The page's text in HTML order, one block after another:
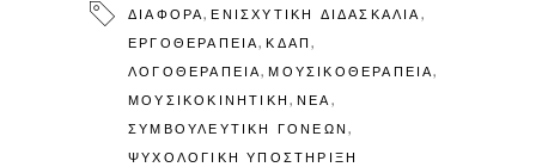
ΔΙΑΦΟΡΑ,ΕΝΙΣΧΥΤΙΚΉ ΔΙΔΑΣΚΑΛΊΑ ,
ΕΡΓΟΘΕΡΑΠΕΊΑ,ΚΔΑΠ,
ΛΟΓΟΘΕΡΑΠΕΊΑ,ΜΟΥΣΙΚΟΘΕΡΑΠΕΊΑ,
ΜΟΥΣΙΚΟΚΙΝΗΤΙΚΉ , ΝΕΑ ,
ΣΥΜΒΟΥΛΕΥΤΙΚΉ ΓΟΝΈΩΝ ,
ΨΥΧΟΛΟΓΙΚΉ ΥΠΟΣΤΉΡΙΞΗ